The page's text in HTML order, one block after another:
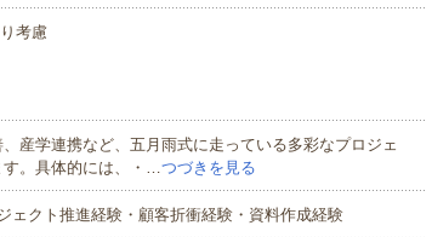
考慮
産学連携など、五月雨式に走っている多彩なプロジェ
す。具体的には、・…つづきを見る
ェクト推進経験・顧客折衝経験・資料作成経験